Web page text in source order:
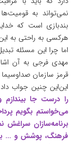
نمی‌تواند به
بندبازی است که
هرکسی به راحتی به
اما چرا این مسئله
مهدی فرجی به آن
قرمز سازمان
این‌این چنین جواب
را درست جا
می‌خواستم بگویم
برنامه‌سازان سراغش
فرهنگ، پوشش و …